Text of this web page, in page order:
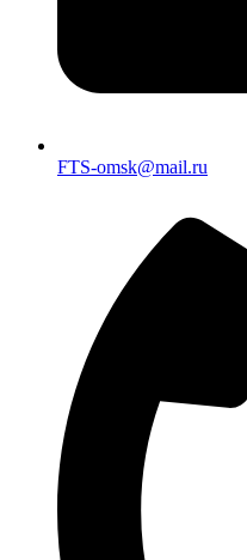
FTS-omsk@mail.ru